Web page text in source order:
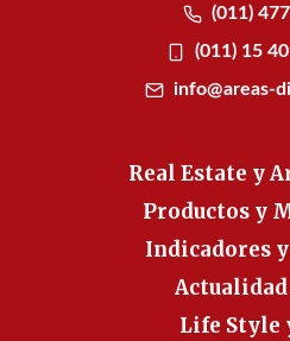
(011)
(011) 15
info@areas-
Real Estate y
Productos y
Indicadores
Actualidad
Life Style